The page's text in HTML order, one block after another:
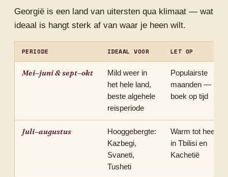
Georgië is een land van uitersten qua klimaat — wat
ideaal is hangt sterk af van waar je heen wilt.
PERIODE IDEAAL VOOR LET OP
Mei–juni & sept–okt
Mild weer in
het hele land,
beste algehele
reisperiode
Populairste
maanden —
boek op tijd
Juli–augustus
Hooggebergte:
Kazbegi,
Svaneti,
Tusheti
Warm tot heet
in Tbilisi en
Kachetië